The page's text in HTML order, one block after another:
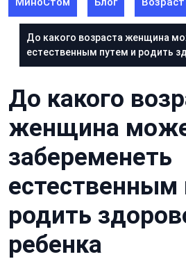
До какого возраста женщина
естественным путем и родить
До какого
женщина
забеременеть
естественным
родить
ребенка